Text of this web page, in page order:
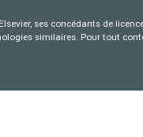
ses concédants de
similaires. Pour tout